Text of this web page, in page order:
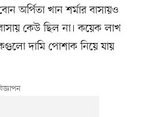
অর্পিতা খান শর্মার বাসায়ও
কেউ ছিল না। কয়েক লাখ
দামি পোশাক নিয়ে যায়